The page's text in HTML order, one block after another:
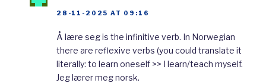
far the largest as 90% prefer to write
prefer Nynorsk. Thus, most of the learning
materials and textbooks are in Bokmål, and I
would recommend you to learn Bokmål. You
28-11-2025 AT 09:16
Å lære seg is the infinitive verb. In Norwegian
there are reflexive verbs (you could translate it
literally: to learn oneself >> I learn/teach myself.
Jeg lærer meg norsk.